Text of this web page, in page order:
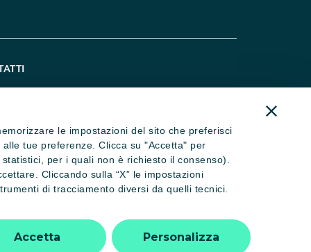
le impostazioni del sito che preferisci
tue preferenze. Clicca su "Accetta" per
per i quali non è richiesto il consenso).
Cliccando sulla “X” le impostazioni
di tracciamento diversi da quelli tecnici.
Accetta Personalizza
914667
cral.it
su Instagram
Affiliato FITeL
n. 3548/2025